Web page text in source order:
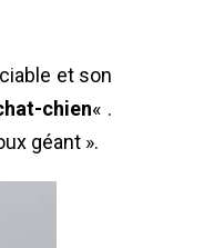
et son
chien« .
géant ».